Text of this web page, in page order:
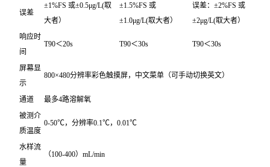
误差
±1%FS 或±0.5μg/L(取
大者）
±1.5%FS 或
±1.0μg/L(取大者）
误差：±2%FS 或
±2μg/L(取大者）
响应时
间
T90＜20s T90＜30s T90＜30s
屏幕显
示
800×480分辨率彩色触摸屏，中文菜单（可手动切换英文）
通道
最多4路溶解氧
被测介
质温度
0-50℃，分辨率0.1℃，0.01℃
水样流
量
（100-400）mL/min